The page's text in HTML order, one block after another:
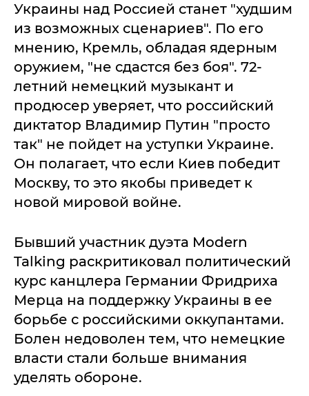
Украины над Россией станет "худшим
из возможных сценариев". По его
мнению, Кремль, обладая ядерным
оружием, "не сдастся без боя". 72-
летний немецкий музыкант и
продюсер уверяет, что российский
диктатор Владимир Путин "просто
так" не пойдет на уступки Украине.
Он полагает, что если Киев победит
Москву, то это якобы приведет к
новой мировой войне.
Бывший участник дуэта Modern
Talking раскритиковал политический
курс канцлера Германии Фридриха
Мерца на поддержку Украины в ее
борьбе с российскими оккупантами.
Болен недоволен тем, что немецкие
власти стали больше внимания
уделять обороне.